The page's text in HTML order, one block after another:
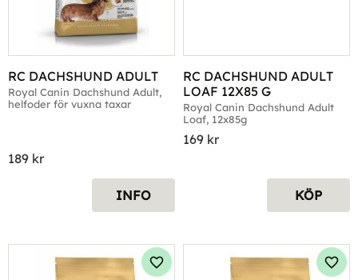
RC DACHSHUND ADULT
Royal Canin Dachshund Adult,
helfoder för vuxna taxar
189 kr
INFO
RC DACHSHUND ADULT
LOAF 12X85 G
Royal Canin Dachshund Adult
Loaf, 12x85g
169 kr
KÖP
Lägg till i favoriter